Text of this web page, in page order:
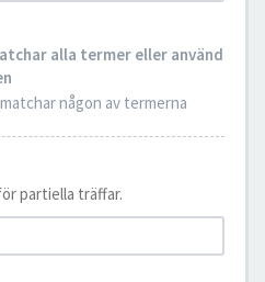
alla termer eller använd
någon av termerna
partiella träffar.